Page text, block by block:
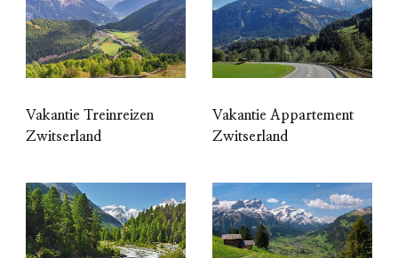
Vakantie Treinreizen
Zwitserland
Vakantie Appartement
Zwitserland